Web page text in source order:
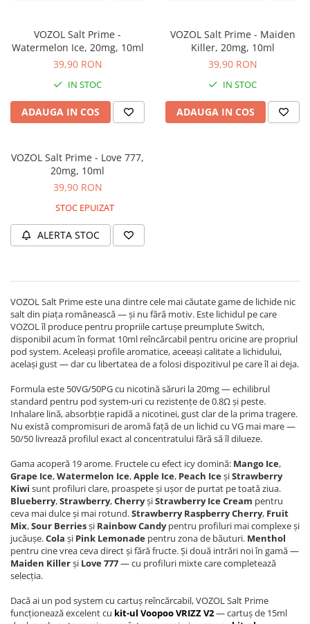
VOZOL Salt Prime -
Watermelon Ice, 20mg, 10ml
39,90 RON
IN STOC
ADAUGA IN COS
VOZOL Salt Prime - Maiden
Killer, 20mg, 10ml
39,90 RON
IN STOC
ADAUGA IN COS
VOZOL Salt Prime - Love 777,
20mg, 10ml
39,90 RON
STOC EPUIZAT
ALERTA STOC
VOZOL Salt Prime este una dintre cele mai căutate game de lichide nic
salt din piața românească — și nu fără motiv. Este lichidul pe care
VOZOL îl produce pentru propriile cartușe preumplute Switch,
disponibil acum în format 10ml reîncărcabil pentru oricine are propriul
pod system. Aceleași profile aromatice, aceeași calitate a lichidului,
același gust — dar cu libertatea de a folosi dispozitivul pe care îl ai deja.
Formula este 50VG/50PG cu nicotină săruri la 20mg — echilibrul
standard pentru pod system-uri cu rezistențe de 0.8Ω și peste.
Inhalare lină, absorbție rapidă a nicotinei, gust clar de la prima tragere.
Nu există compromisuri de aromă față de un lichid cu VG mai mare —
50/50 livrează profilul exact al concentratului fără să îl dilueze.
Gama acoperă 19 arome. Fructele cu efect icy domină: Mango Ice,
Grape Ice,Watermelon Ice,Apple Ice, Peach IceșiStrawberry
Kiwi sunt profiluri clare, proaspete și ușor de purtat pe toată ziua.
Blueberry,Strawberry,CherryșiStrawberry Ice Cream pentru
ceva mai dulce și mai rotund.Strawberry Raspberry Cherry, Fruit
Mix,Sour Berriesși Rainbow Candypentru profiluri mai complexe și
jucăușe.Cola și Pink Lemonade pentru zona de băuturi. Menthol
pentru cine vrea ceva direct și fără fructe. Și două intrări noi în gamă —
Maiden Killerși Love 777— cu profiluri mixte care completează
selecția.
Dacă ai un pod system cu cartuș reîncărcabil, VOZOL Salt Prime
funcționează excelent cu kit-ul Voopoo VRIZZ V2— cartuș de 15ml